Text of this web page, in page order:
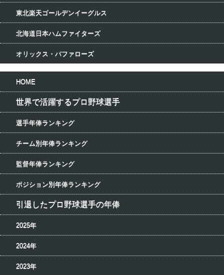
東北楽天ゴールデンイーグルス
北海道日本ハムファイターズ
オリックス・バファローズ
HOME
世界で活躍するプロ野球選手
選手年俸ランキング
チーム別年俸ランキング
監督年俸ランキング
ポジション別年俸ランキング
引退したプロ野球選手の年俸
2025年
2024年
2023年